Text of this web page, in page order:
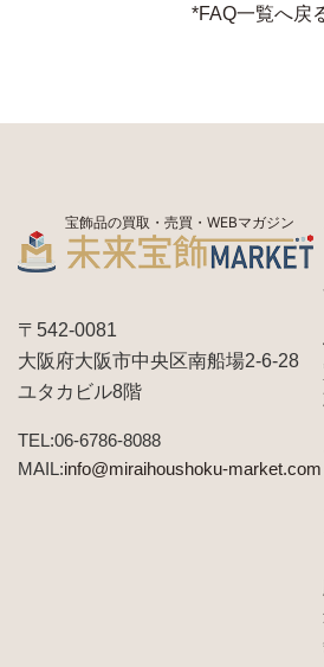
*FAQ一覧へ戻
宝飾品の買取・売買・WEBマガジン
〒542-0081
大阪府大阪市中央区南船場2-6-28
ユタカビル8階
TEL:06-6786-8088
MAIL:info@miraihoushoku-market.com